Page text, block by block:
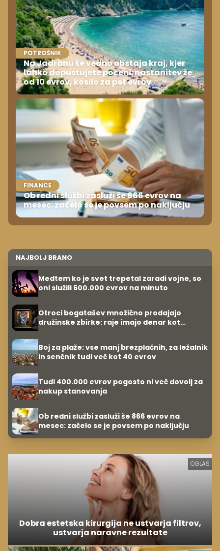
POTROŠNIK
Na Jadranu še vedno obstaja kraj, kjer
lahko dopustujete poceni: nastanitev že
od 10 evrov, kosilo za pet evrov
FINANCE
Ob redni službi zasluži še 866 evrov na
mesec: začelo se je povsem po naključju
NAJBOLJ BRANO
Medtem ko je svet trepetal zaradi vojne, so
oni služili 600.000 evrov na minuto
Otroci bogatašev množično prodajajo
družinske zbirke: raje imajo denar kot
Boj za plaže: vse manj brezplačnih, za ležalnik
in senčnik tudi več kot 40 evrov
Tudi 400.000 evrov pogosto ni več dovolj za
nakup stanovanja
Ob redni službi zasluži še 866 evrov na
mesec: začelo se je povsem po naključju
OGLAS
Dobra estetska kirurgija ne ustvarja filtrov,
ustvarja naravne rezultate